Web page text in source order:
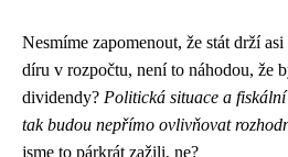
Nesmíme zapomenout, že stát drží
díru v rozpočtu, není to náhodou, že
dividendy? Politická situace a
tak budou nepřímo ovlivňovat
jsme to párkrát zažili, ne?